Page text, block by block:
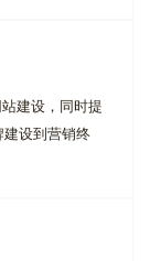
建设，同时提
建设到营销终